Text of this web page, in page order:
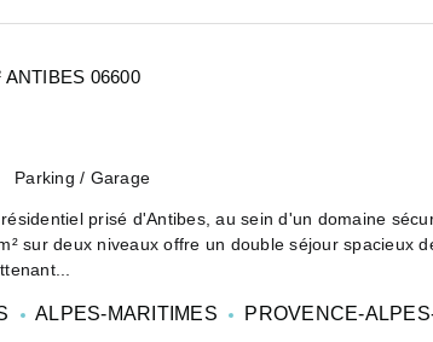
ANTIBES 06600
Parking / Garage
prisé d'Antibes, au sein d'un domaine
sur deux niveaux offre un double séjour spacieux
ALPES-MARITIMES PROVENCE-